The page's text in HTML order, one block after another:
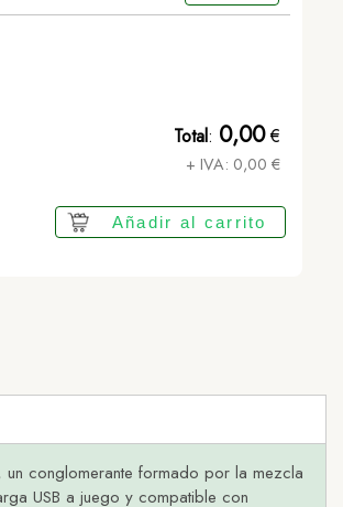
Total: 0,00€
+ IVA: 0,00 €
Añadir al carrito
conglomerante formado por la mezcla
USB a juego y compatible con